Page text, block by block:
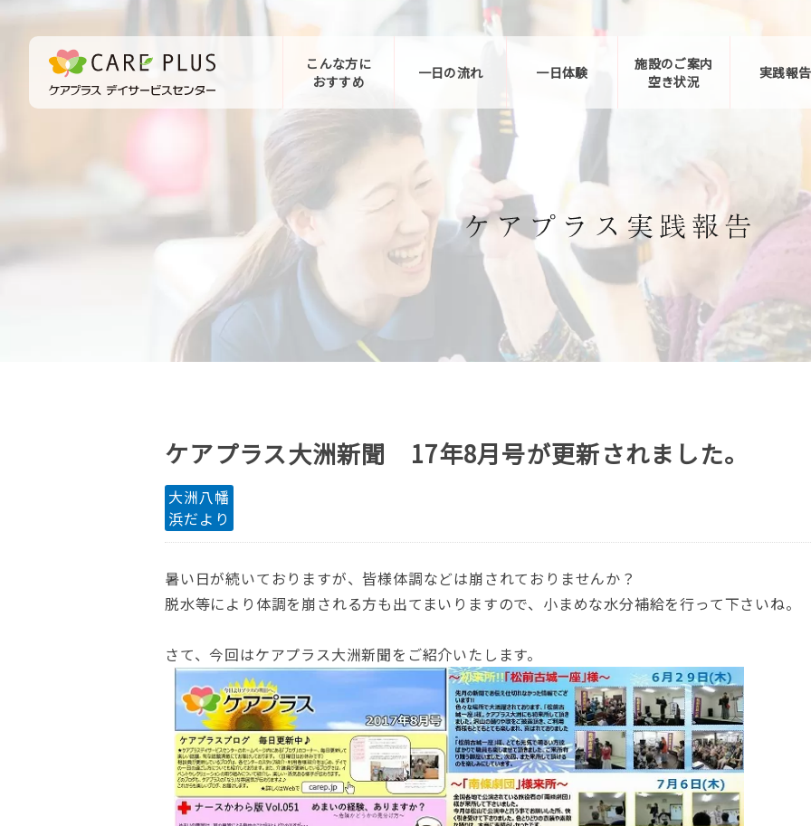
こんな方に
おすすめ
一日の流れ 一日体験
施設のご案内
空き状況
実践報告
お問い合わせ
ケアプラス大洲新聞 17年8月号が更新されました。
大洲八幡
浜だより
暑い日が続いておりますが、皆様体調などは崩されておりませんか？
脱水等により体調を崩される方も出てまいりますので、小まめな水分補給を行って下さいね。
さて、今回はケアプラス大洲新聞をご紹介いたします。